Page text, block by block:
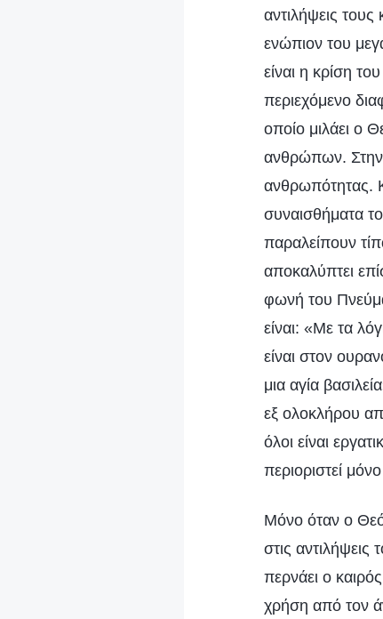
αντιλήψεις
ενώπιον του
είναι η κρίση
περιεχόμενο
οποίο μιλάει ο
ανθρώπων. Στην
ανθρωπότητας.
συναισθήματα
παραλείπουν
αποκαλύπτει
φωνή του
είναι: «Με τα
είναι στον
μια αγία
εξ ολοκλήρου
όλοι είναι
περιοριστεί
Μόνο όταν ο
στις
περνάει ο
χρήση από τον